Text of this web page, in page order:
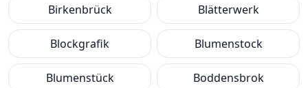
Birkenbrück Blätterwerk
Blockgrafik Blumenstock
Blumenstück Boddensbrok